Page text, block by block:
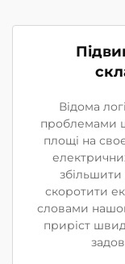
Відома
проблемами
площі на
збільшити
скоротити
словами
приріст